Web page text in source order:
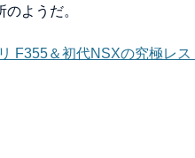
ようだ。
F355＆初代NSXの究極レス